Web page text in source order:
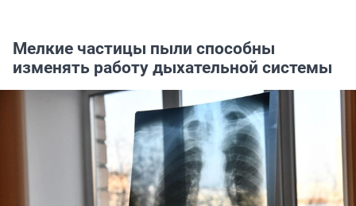
Мелкие частицы пыли способны
изменять работу дыхательной системы